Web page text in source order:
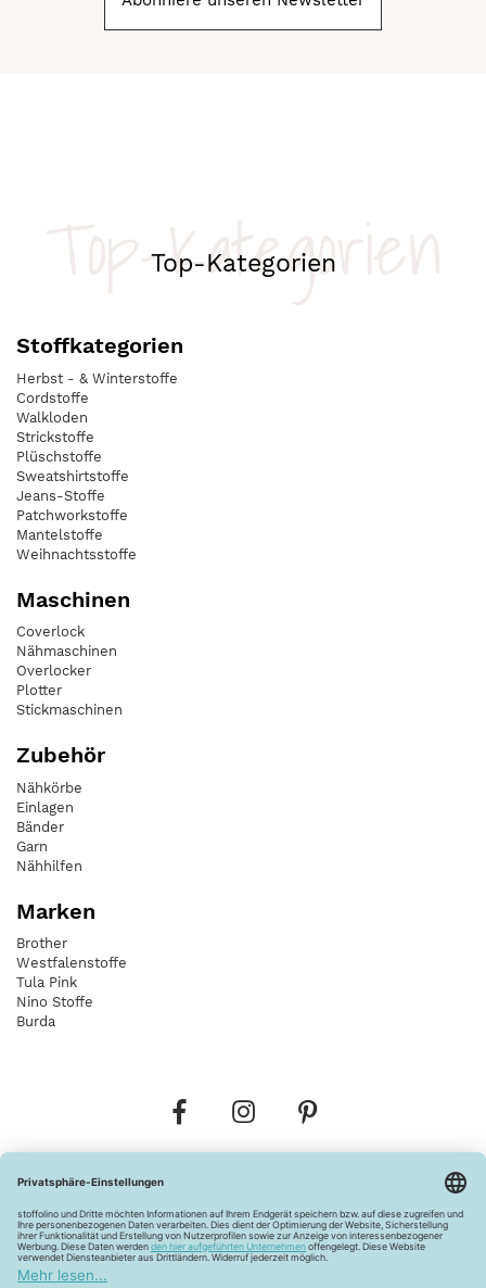
Top-Kategorien
Top-Kategorien
Stoffkategorien
Herbst - & Winterstoffe
Cordstoffe
Walkloden
Strickstoffe
Plüschstoffe
Sweatshirtstoffe
Jeans-Stoffe
Patchworkstoffe
Mantelstoffe
Weihnachtsstoffe
Maschinen
Coverlock
Nähmaschinen
Overlocker
Plotter
Stickmaschinen
Zubehör
Nähkörbe
Einlagen
Bänder
Garn
Nähhilfen
Marken
Brother
Westfalenstoffe
Tula Pink
Nino Stoffe
Burda
Widerrufsbelehrung Vertrag widerrufen
Barrierefreiheitserklärung